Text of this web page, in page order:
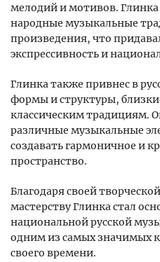
мелодий и мотивов. Глинка
народные музыкальные
произведения, что
экспрессивность и
Глинка также привнес в
формы и структуры,
классическим традициям.
различные музыкальные
создавать гармоничное и
пространство.
Благодаря своей
мастерству Глинка стал
национальной русской
одним из самых значимых
своего времени.